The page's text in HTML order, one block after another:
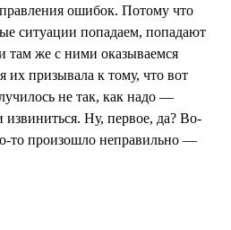
ошибок. Потому что
ситуации попадаем, попадают
там же с ними оказываемся
их призывала к тому, что вот
не так, как надо —
Ну, первое, да? Во-
то произошло неправильно —